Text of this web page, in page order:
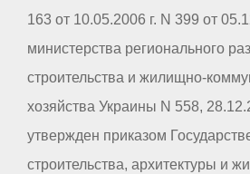
163 от 10.05.2006 г. N 399 от
министерства регионального
строительства и жилищно-
хозяйства Украины N 558,
утвержден приказом
строительства, архитектуры и